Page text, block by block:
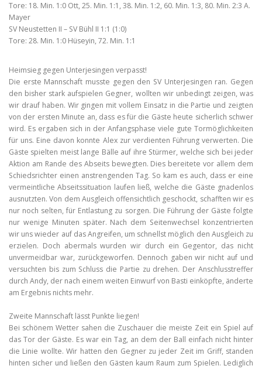
Tore: 18. Min. 1:0 Ott, 25. Min. 1:1, 38. Min. 1:2, 60. Min. 1:3, 80. Min. 2:3 A.
Mayer
SV Neustetten II – SV Bühl II 1:1 (1:0)
Tore: 28. Min. 1:0 Hüseyin, 72. Min. 1:1
Heimsieg gegen Unterjesingen verpasst!
Die erste Mannschaft musste gegen den SV Unterjesingen ran. Gegen
den bisher stark aufspielen Gegner, wollten wir unbedingt zeigen, was
wir drauf haben. Wir gingen mit vollem Einsatz in die Partie und zeigten
von der ersten Minute an, dass es für die Gäste heute sicherlich schwer
wird. Es ergaben sich in der Anfangsphase viele gute Tormöglichkeiten
für uns. Eine davon konnte Alex zur verdienten Führung verwerten. Die
Gäste spielten meist lange Bälle auf ihre Stürmer, welche sich bei jeder
Aktion am Rande des Abseits bewegten. Dies bereitete vor allem dem
Schiedsrichter einen anstrengenden Tag. So kam es auch, dass er eine
vermeintliche Abseitssituation laufen ließ, welche die Gäste gnadenlos
ausnutzten. Von dem Ausgleich offensichtlich geschockt, schafften wir es
nur noch selten, für Entlastung zu sorgen. Die Führung der Gäste folgte
nur wenige Minuten später. Nach dem Seitenwechsel konzentrierten
wir uns wieder auf das Angreifen, um schnellst möglich den Ausgleich zu
erzielen. Doch abermals wurden wir durch ein Gegentor, das nicht
unvermeidbar war, zurückgeworfen. Dennoch gaben wir nicht auf und
versuchten bis zum Schluss die Partie zu drehen. Der Anschlusstreffer
durch Andy, der nach einem weiten Einwurf von Basti einköpfte, änderte
am Ergebnis nichts mehr.
Zweite Mannschaft lässt Punkte liegen!
Bei schönem Wetter sahen die Zuschauer die meiste Zeit ein Spiel auf
das Tor der Gäste. Es war ein Tag, an dem der Ball einfach nicht hinter
die Linie wollte. Wir hatten den Gegner zu jeder Zeit im Griff, standen
hinten sicher und ließen den Gästen kaum Raum zum Spielen. Lediglich